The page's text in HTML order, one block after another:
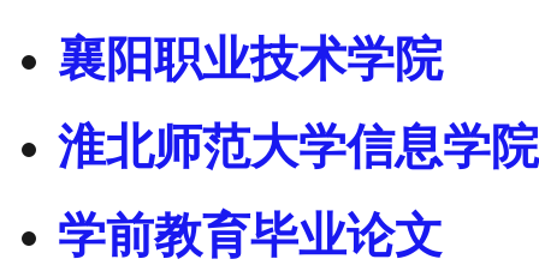
襄阳职业技术学院
淮北师范大学信息学院
学前教育毕业论文